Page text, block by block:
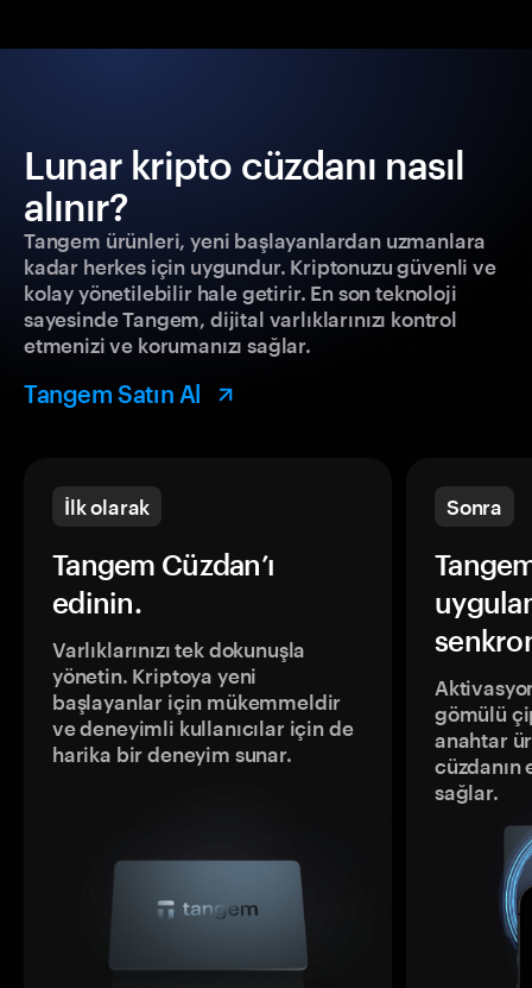
Lunar kripto cüzdanı nasıl
alınır?
Tangem ürünleri, yeni başlayanlardan uzmanlara
kadar herkes için uygundur. Kriptonuzu güvenli ve
kolay yönetilebilir hale getirir. En son teknoloji
sayesinde Tangem, dijital varlıklarınızı kontrol
etmenizi ve korumanızı sağlar.
Tangem Satın Al
İlk olarak
Tangem Cüzdan’ı
edinin.
Varlıklarınızı tek dokunuşla
yönetin. Kriptoya yeni
başlayanlar için mükemmeldir
ve deneyimli kullanıcılar için de
harika bir deneyim sunar.
Sonra
gömülü
anahtar
sağlar.